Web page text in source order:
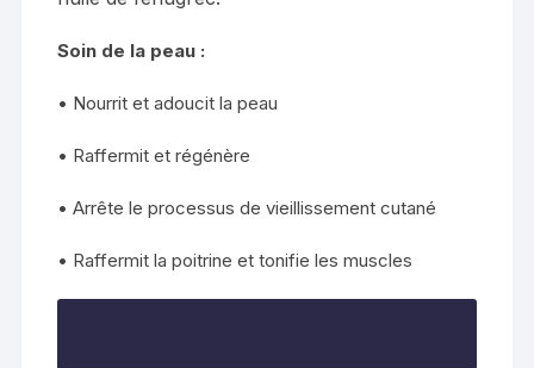
Soin de la peau :
• Nourrit et adoucit la peau
• Raffermit et régénère
• Arrête le processus de vieillissement cutané
• Raffermit la poitrine et tonifie les muscles